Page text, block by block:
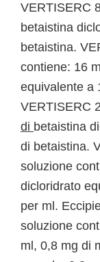
VERTISERC
betaistina
betaistina.
contiene: 16
equivalente a
VERTISERC
di betaistina
di betaistina.
soluzione
dicloridrato
per ml.
soluzione
ml, 0,8 mg di